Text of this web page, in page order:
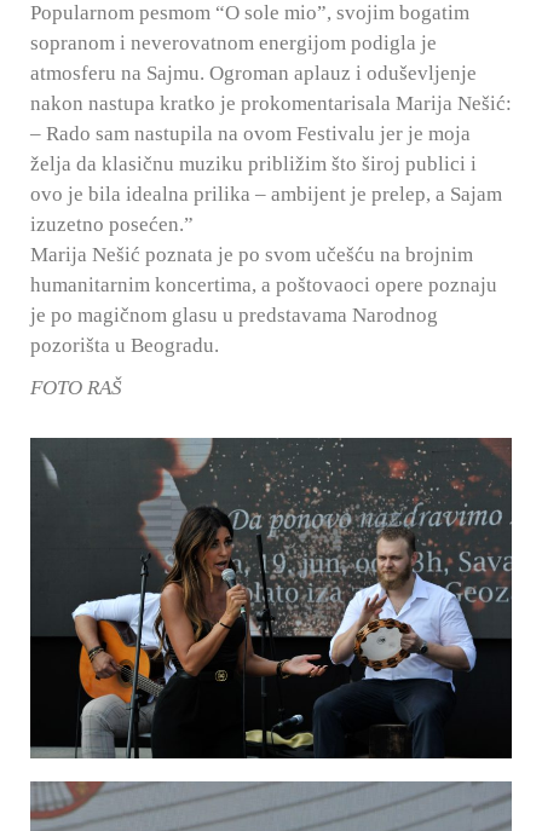
Popularnom pesmom “O sole mio”, svojim bogatim
sopranom i neverovatnom energijom podigla je
atmosferu na Sajmu. Ogroman aplauz i oduševljenje
nakon nastupa kratko je prokomentarisala Marija Nešić:
– Rado sam nastupila na ovom Festivalu jer je moja
želja da klasičnu muziku približim što široj publici i
ovo je bila idealna prilika – ambijent je prelep, a Sajam
izuzetno posećen.”
Marija Nešić poznata je po svom učešću na brojnim
humanitarnim koncertima, a poštovaoci opere poznaju
je po magičnom glasu u predstavama Narodnog
pozorišta u Beogradu.
FOTO RAŠ